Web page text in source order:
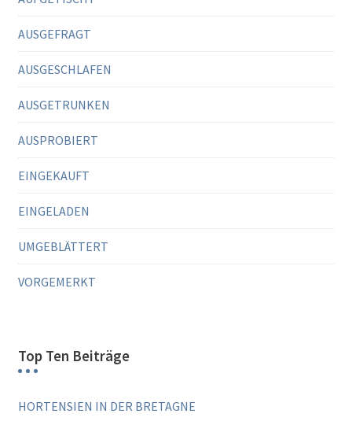
AUSGEFRAGT
AUSGESCHLAFEN
AUSGETRUNKEN
AUSPROBIERT
EINGEKAUFT
EINGELADEN
UMGEBLÄTTERT
VORGEMERKT
Top Ten Beiträge
HORTENSIEN IN DER BRETAGNE